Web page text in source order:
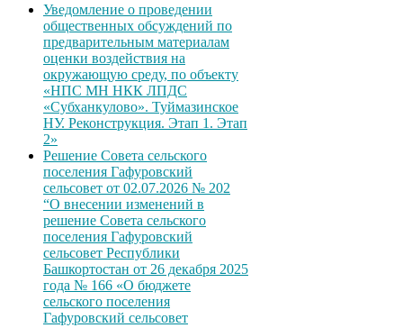
Уведомление о проведении
общественных обсуждений по
предварительным материалам
оценки воздействия на
окружающую среду, по объекту
«НПС МН НКК ЛПДС
«Субханкулово». Туймазинское
НУ. Реконструкция. Этап 1. Этап
2»
Решение Совета сельского
поселения Гафуровский
сельсовет от 02.07.2026 № 202
“О внесении изменений в
решение Совета сельского
поселения Гафуровский
сельсовет Республики
Башкортостан от 26 декабря 2025
года № 166 «О бюджете
сельского поселения
Гафуровский сельсовет